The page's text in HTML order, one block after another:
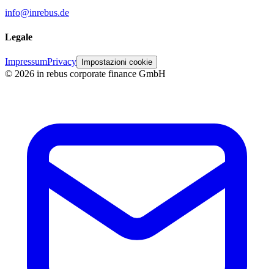
info@inrebus.de
Legale
ImpressumPrivacy Impostazioni cookie
© 2026 in rebus corporate finance GmbH